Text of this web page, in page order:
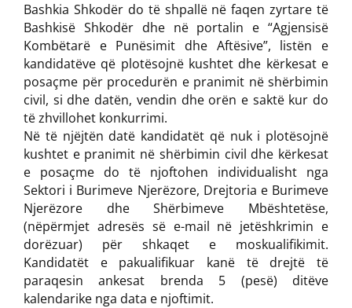
Bashkia Shkodër do të shpallë në faqen zyrtare të
Bashkisë Shkodër dhe në portalin e “Agjensisë
Kombëtarë e Punësimit dhe Aftësive”, listën e
kandidatëve që plotësojnë kushtet dhe kërkesat e
posaçme për procedurën e pranimit në shërbimin
civil, si dhe datën, vendin dhe orën e saktë kur do
të zhvillohet konkurrimi.
Në të njëjtën datë kandidatët që nuk i plotësojnë
kushtet e pranimit në shërbimin civil dhe kërkesat
e posaçme do të njoftohen individualisht nga
Sektori i Burimeve Njerëzore, Drejtoria e Burimeve
Njerëzore dhe Shërbimeve Mbështetëse,
(nëpërmjet adresës së e-mail në jetëshkrimin e
dorëzuar) për shkaqet e moskualifikimit.
Kandidatët e pakualifikuar kanë të drejtë të
paraqesin ankesat brenda 5 (pesë) ditëve
kalendarike nga data e njoftimit.